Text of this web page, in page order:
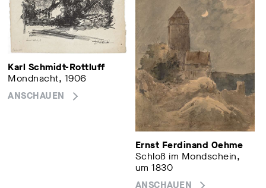
Karl Schmidt-Rottluff
Mondnacht, 1906
ANSCHAUEN
Ernst Ferdinand Oehme
Schloß im Mondschein,
um 1830
ANSCHAUEN